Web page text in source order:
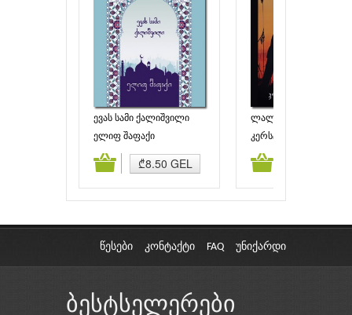
ევას სამი ქალიშვილი
ელიფ შაფაქი
₾8.50 GEL
ლალი წითელი
(სიყვარული ყველა
კერსტინ გირი
კალათაში დამატება კალათაში
წესები კონტაქტი FAQ უნიქარდი
ბესტსელერები